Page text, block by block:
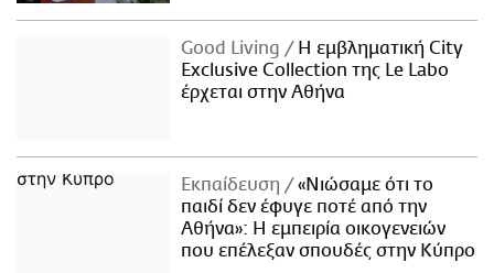
Good Living
Η εμβληματική City
Exclusive Collection της Le Labo
έρχεται στην Αθήνα
Εκπαίδευση
«Νιώσαμε ότι το
παιδί δεν έφυγε ποτέ από την
Αθήνα»: Η εμπειρία οικογενειών
που επέλεξαν σπουδές στην Κύπρο